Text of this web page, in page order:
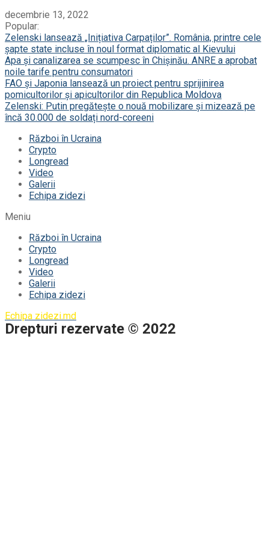
decembrie 13, 2022
Popular:
Zelenski lansează „Inițiativa Carpaților”. România, printre cele
șapte state incluse în noul format diplomatic al Kievului
Apa și canalizarea se scumpesc în Chișinău. ANRE a aprobat
noile tarife pentru consumatori
FAO și Japonia lansează un proiect pentru sprijinirea
pomicultorilor și apicultorilor din Republica Moldova
Zelenski: Putin pregătește o nouă mobilizare și mizează pe
încă 30.000 de soldați nord-coreeni
Război în Ucraina
Crypto
Longread
Video
Galerii
Echipa zidezi
Meniu
Război în Ucraina
Crypto
Longread
Video
Galerii
Echipa zidezi
Echipa zidezi.md
Drepturi rezervate © 2022